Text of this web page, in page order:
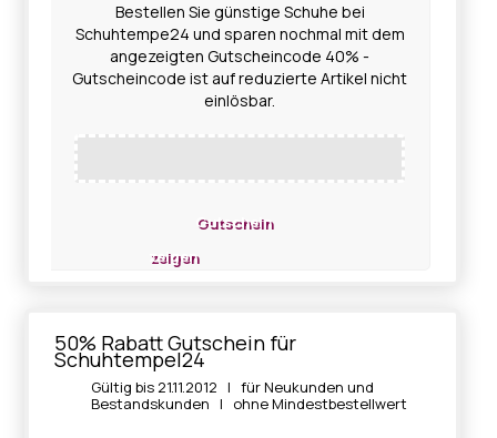
Bestellen Sie günstige Schuhe bei
Schuhtempe24 und sparen nochmal mit dem
angezeigten Gutscheincode 40% -
Gutscheincode ist auf reduzierte Artikel nicht
einlösbar.
Gutschein
zeigen
50% Rabatt Gutschein für
Schuhtempel24
Gültig bis 21.11.2012 | für Neukunden und
Bestandskunden | ohne Mindestbestellwert